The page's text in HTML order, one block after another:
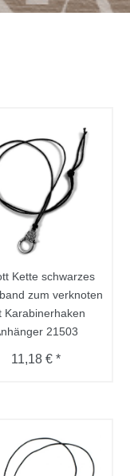
Kette schwarzes
zum verknoten
Karabinerhaken
21503
11,18 € *